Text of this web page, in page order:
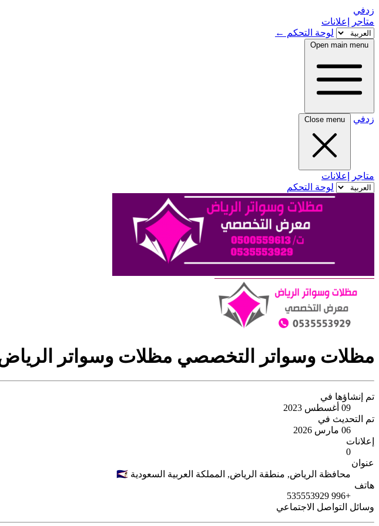
زدفي
متاجر
إعلانات
لوحة التحكم ←
Open main menu
زدفي Close menu
متاجر
إعلانات
لوحة التحكم
مظلات وسواتر التخصصي مظلات وسواتر
تم إنشاؤها في
09 أغسطس 2023
تم التحديث في
06 مارس 2026
إعلانات
0
عنوان
محافظة الرياض, منطقة الرياض‎, المملكة العربية السعودية 🇸🇦
هاتف
+996 535553929
وسائل التواصل الاجتماعي